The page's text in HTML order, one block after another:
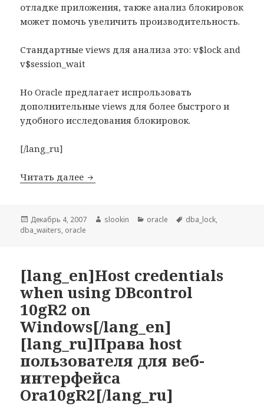
отладке приложения, также анализ блокировок
может помочь увеличить производительность.
Стандартные views для анализа это: v$lock and
v$session_wait
Но Oracle предлагает испрользовать
дополнительные views для более быстрого и
удобного исследования блокировок.
[/lang_ru]
Читать далее [lang_en]Additional views for lock
Опубликовано
Декабрь 4, 2007 Автор
slookin Рубрики
oracle Метки
dba_lock,
dba_waiters, oracle
[lang_en]Host credentials
when using DBcontrol
10gR2 on
Windows[/lang_en]
[lang_ru]Права host
пользователя для веб-
интерфейса
Ora10gR2[/lang_ru]